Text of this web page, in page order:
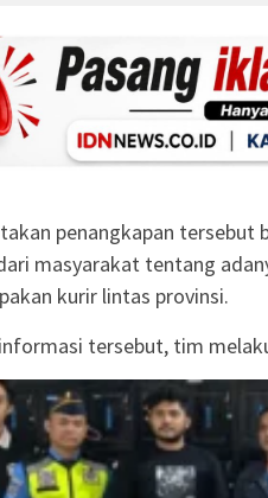
penangkapan
masyarakat tentang
kurir lintas provinsi.
tersebut, tim